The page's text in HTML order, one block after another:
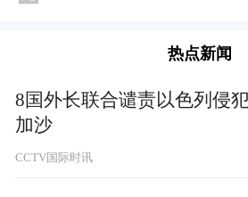
给我妈转账，并直到现在
可以帮他澄清一下，他肯
……
热点新闻
8国外长联合谴责以色列侵
加沙
CCTV国际时讯